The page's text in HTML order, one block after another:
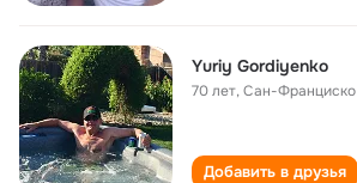
Yuriy Gordiyenko
70 лет,Сан-Франциско
Добавить в друзья